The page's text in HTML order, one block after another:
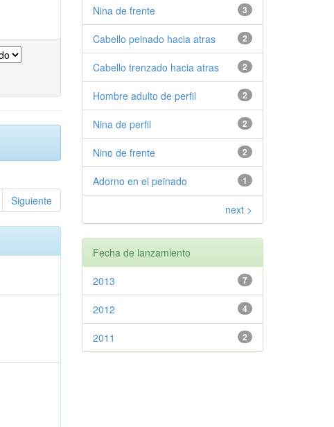
Siguiente
3
Nina de frente
2
Cabello peinado hacia atras
2
Cabello trenzado hacia atras
2
Hombre adulto de perfil
2
Nina de perfil
2
Nino de frente
1
Adorno en el peinado
next >
Fecha de lanzamiento
7
2013
4
2012
2
2011